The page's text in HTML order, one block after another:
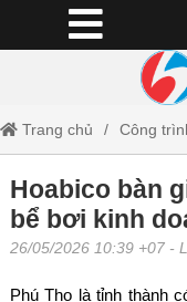
Trang chủ Công
Hoabico bàn giao công
Hoabico bàn
bể bơi kinh
26/05/2026 10:39 +07 -
Phú Thọ là tỉnh thành